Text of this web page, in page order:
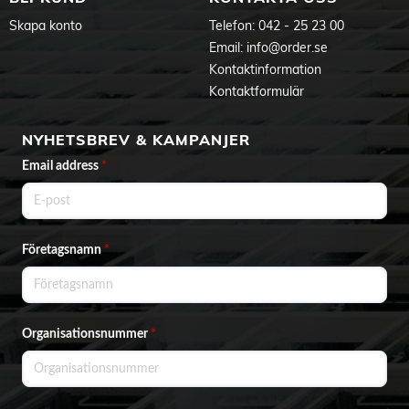
Skapa konto Telefon: 042 - 25 23 00
Email: info@order.se
Kontaktinformation
Kontaktformulär
NYHETSBREV & KAMPANJER
Email address *
Företagsnamn*
Organisationsnummer *